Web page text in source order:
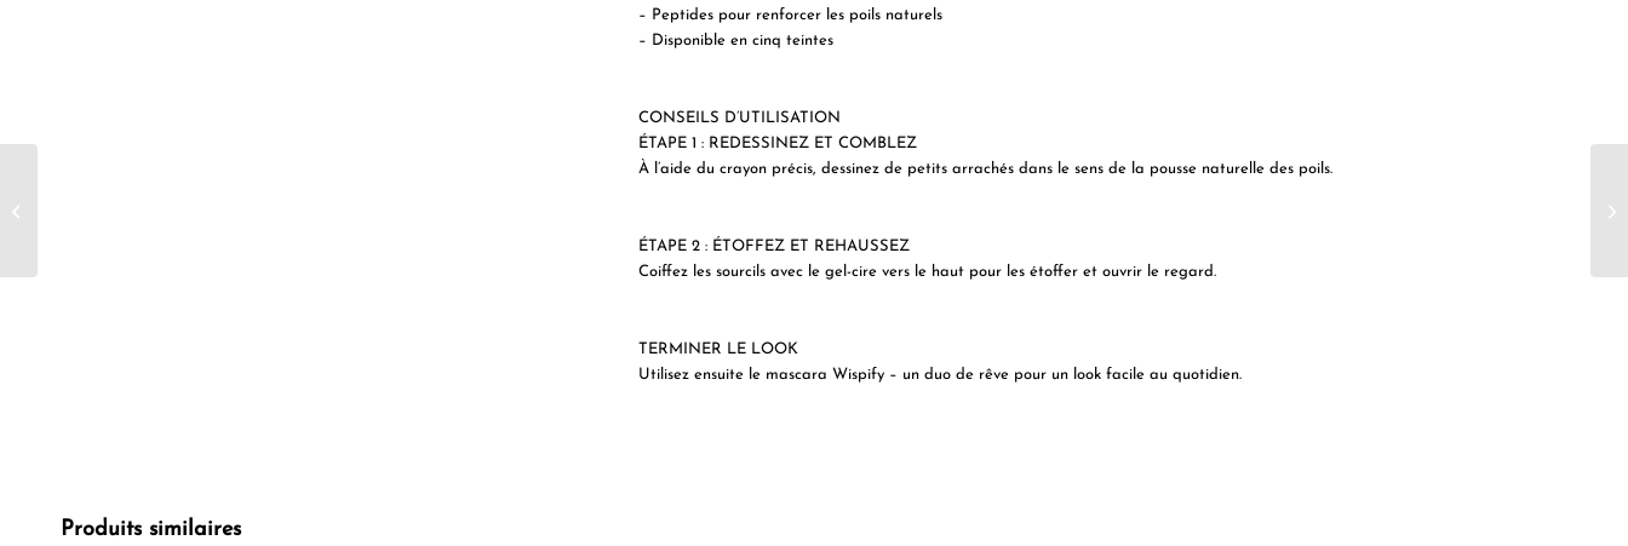
– Peptides pour renforcer les poils naturels
– Disponible en cinq teintes
CONSEILS D’UTILISATION
ÉTAPE 1 : REDESSINEZ ET COMBLEZ
À l’aide du crayon précis, dessinez de petits arrachés dans le sens de la pousse naturelle des poils.
ÉTAPE 2 : ÉTOFFEZ ET REHAUSSEZ
Coiffez les sourcils avec le gel-cire vers le haut pour les étoffer et ouvrir le regard.
TERMINER LE LOOK
Utilisez ensuite le mascara Wispify – un duo de rêve pour un look facile au quotidien.
Produits similaires